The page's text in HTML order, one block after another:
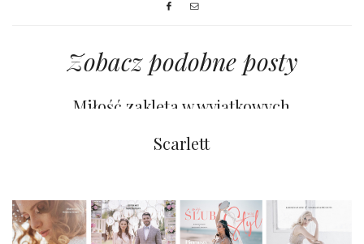
Zobacz podobne posty
Miłość zaklęta w wyjątkowych
Waciki Gabrysi – Rysi
Scarlett